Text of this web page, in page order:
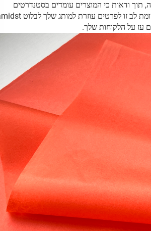
ודאות כי המוצרים עומדים בסטנדרטים
הגבוהים ביותר באיכות. תשומת לב זו לפרטים עוזרת למותג שלך לבלוט amidst
על הלקוחות שלך.